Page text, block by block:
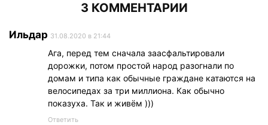
3 КОММЕНТАРИИ
Ильдар 31.08.2020 в 21:44
Ага, перед тем сначала заасфальтировали
дорожки, потом простой народ разогнали по
домам и типа как обычные граждане катаются на
велосипедах за три миллиона. Как обычно
показуха. Так и живём )))
Ответить